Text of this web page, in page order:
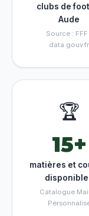
clubs de
Aude
Source :
data.gouv.fr
🏆
15+
matières et
Catalogue